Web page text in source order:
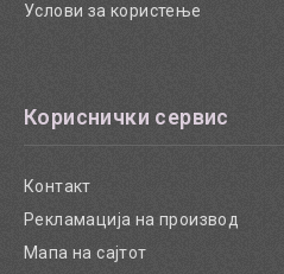
Услови за користење
Кориснички сервис
Контакт
Рекламација на производ
Мапа на сајтот